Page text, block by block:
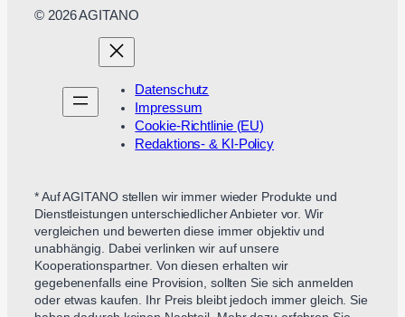
© 2026 AGITANO
Datenschutz
Impressum
Cookie-Richtlinie (EU)
Redaktions- & KI-Policy
* Auf AGITANO stellen wir immer wieder Produkte und
Dienstleistungen unterschiedlicher Anbieter vor. Wir
vergleichen und bewerten diese immer objektiv und
unabhängig. Dabei verlinken wir auf unsere
Kooperationspartner. Von diesen erhalten wir
gegebenenfalls eine Provision, sollten Sie sich anmelden
oder etwas kaufen. Ihr Preis bleibt jedoch immer gleich. Sie